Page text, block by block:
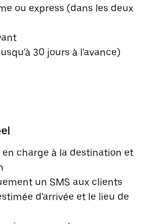
ou express (dans les deux
30 jours à l'avance)
charge à la destination et
un SMS aux clients
d'arrivée et le lieu de